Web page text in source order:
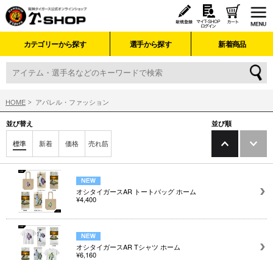
カテゴリーから探す 選手から探す 新着商品
HOME アパレル・ファッション
並び替え
標準 新着 価格 売れ筋
並び順
オシタイガースAR トートバッグ ホーム
¥4,400
オシタイガースAR Tシャツ ホーム
¥6,160